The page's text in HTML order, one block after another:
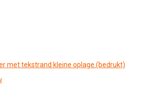
met tekstrand kleine oplage (bedrukt)